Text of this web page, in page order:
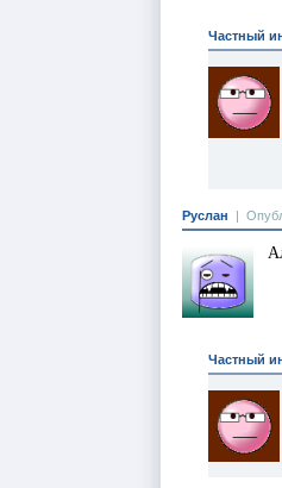
Частный
Руслан |
Частный